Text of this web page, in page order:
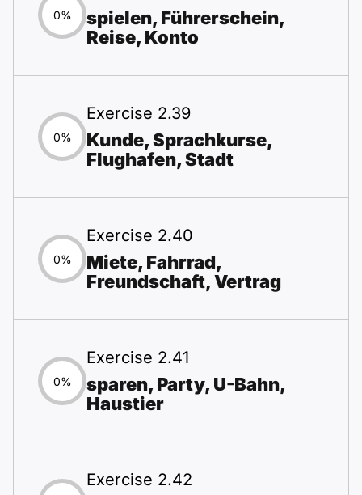
0%
spielen, Führerschein,
Reise, Konto
0%
Exercise 2.39
Kunde, Sprachkurse,
Flughafen, Stadt
0%
Exercise 2.40
Miete, Fahrrad,
Freundschaft, Vertrag
0%
Exercise 2.41
sparen, Party, U-Bahn,
Haustier
Exercise 2.42